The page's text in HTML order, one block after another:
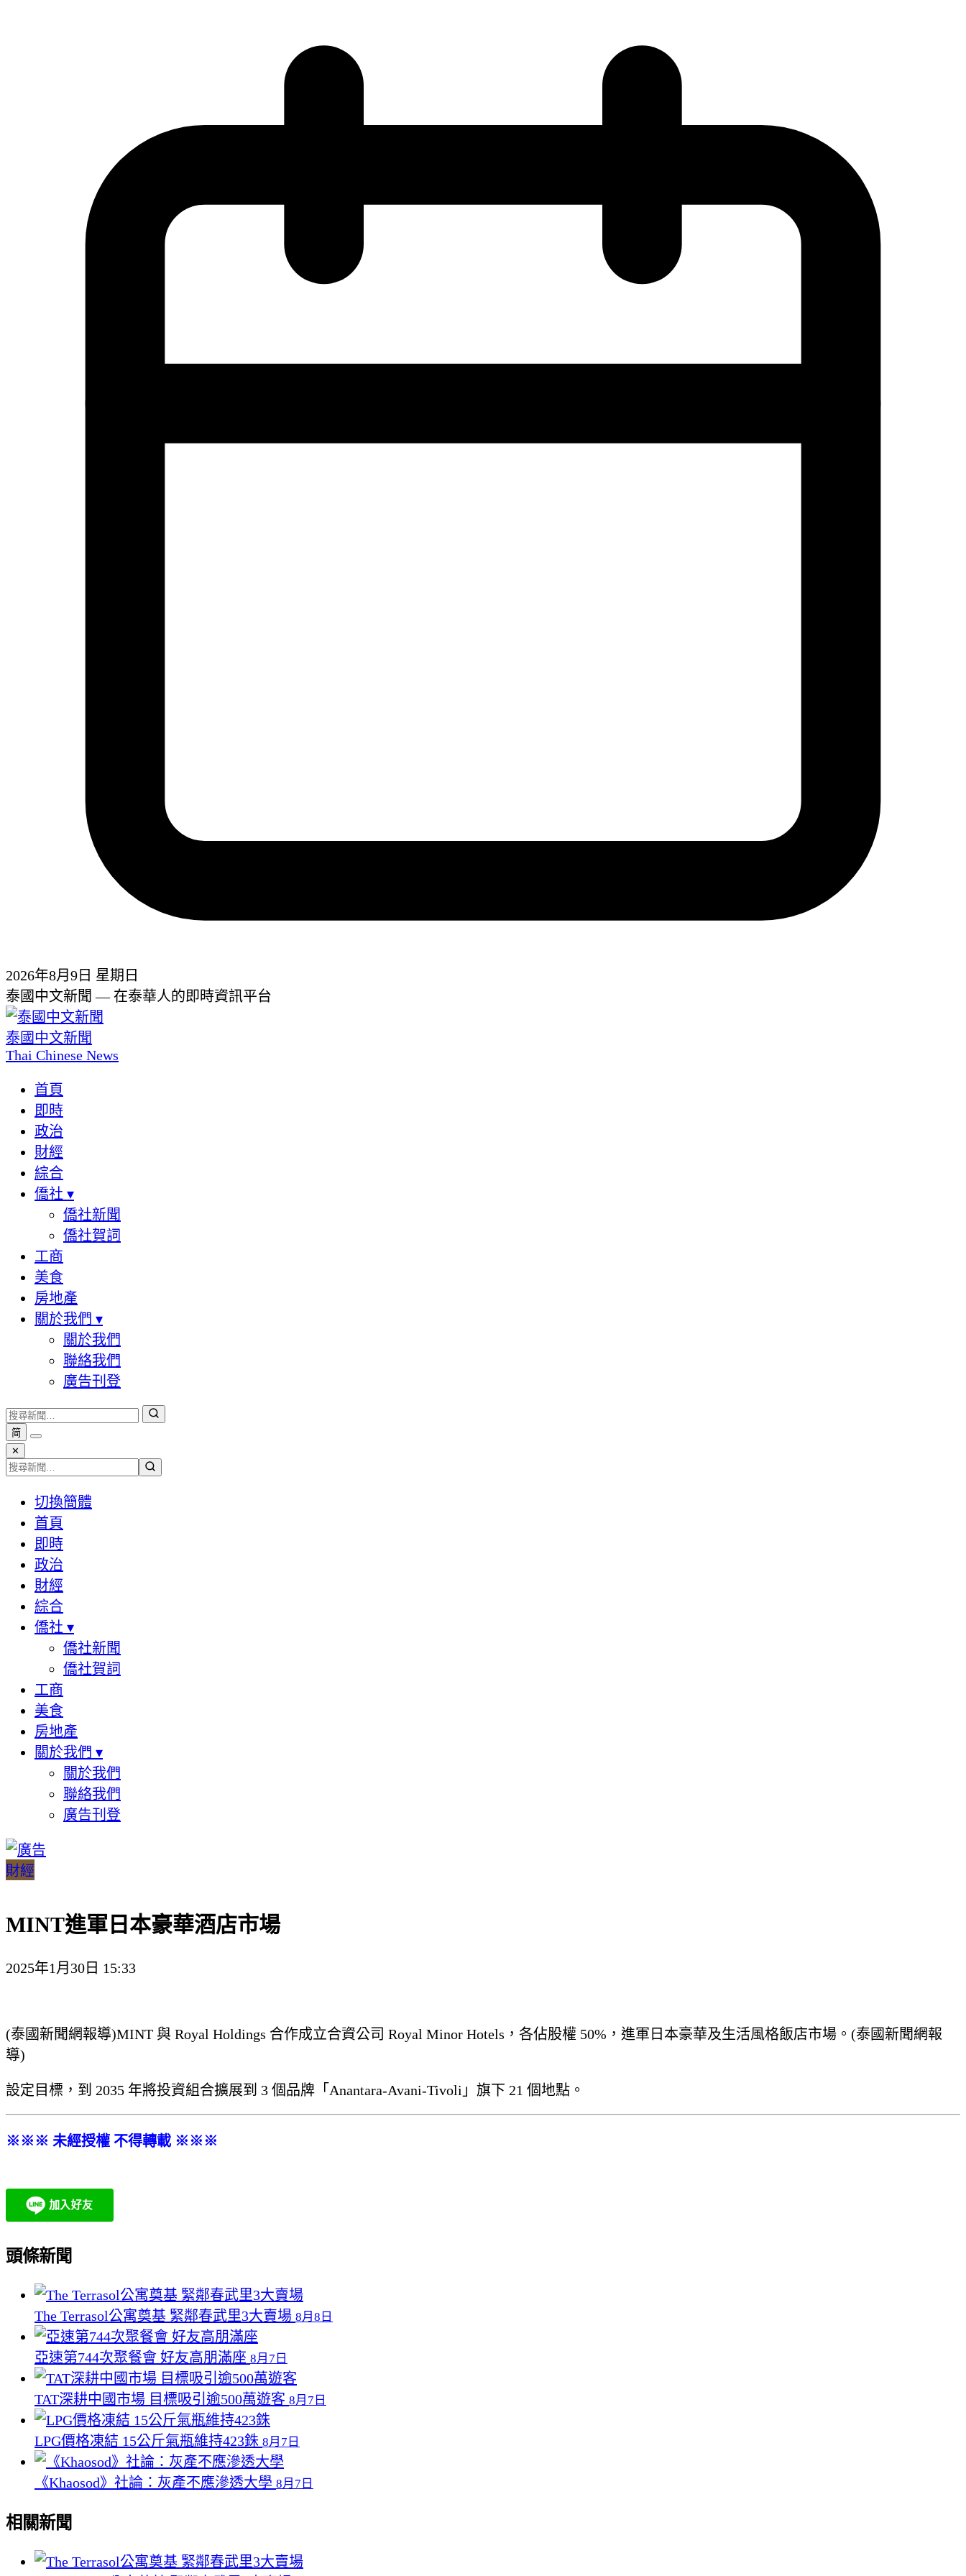
2026年8月9日 星期日
泰國中文新聞 — 在泰華人的即時資訊平台
泰國中文新聞
Thai Chinese News
首頁
即時
政治
財經
綜合
僑社 ▾
僑社新聞
僑社賀詞
工商
美食
房地產
關於我們 ▾
關於我們
聯絡我們
廣告刊登
简
✕
切換簡體
首頁
即時
政治
財經
綜合
僑社 ▾
僑社新聞
僑社賀詞
工商
美食
房地產
關於我們 ▾
關於我們
聯絡我們
廣告刊登
財經
MINT進軍日本豪華酒店市場
2025年1月30日 15:33
(泰國新聞網報導)MINT 與 Royal Holdings 合作成立合資公司 Royal Minor Hotels，各佔股權 50%，進軍日本豪華及生活風格飯店市場。(泰國新聞網報
導)
設定目標，到 2035 年將投資組合擴展到 3 個品牌「Anantara-Avani-Tivoli」旗下 21 個地點。
※※※ 未經授權 不得轉載 ※※※
頭條新聞
The Terrasol公寓奠基 緊鄰春武里3大賣場 8月8日
亞速第744次聚餐會 好友高朋滿座 8月7日
TAT深耕中國市場 目標吸引逾500萬遊客 8月7日
LPG價格凍結 15公斤氣瓶維持423銖 8月7日
《Khaosod》社論：灰產不應滲透大學 8月7日
相關新聞